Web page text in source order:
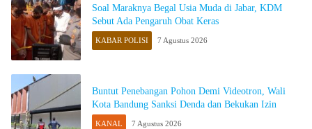
Soal Maraknya Begal Usia Muda di Jabar, KDM
Sebut Ada Pengaruh Obat Keras
KABAR POLISI 7 Agustus 2026
Buntut Penebangan Pohon Demi Videotron, Wali
Kota Bandung Sanksi Denda dan Bekukan Izin
KANAL 7 Agustus 2026